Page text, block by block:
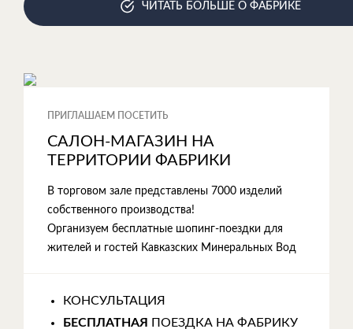
ЧИТАТЬ БОЛЬШЕ О ФАБРИКЕ
ПРИГЛАШАЕМ ПОСЕТИТЬ
САЛОН-МАГАЗИН НА
ТЕРРИТОРИИ ФАБРИКИ
В торговом зале представлены 7000 изделий
собственного производства!
Организуем бесплатные шопинг-поездки для
жителей и гостей Кавказских Минеральных Вод
КОНСУЛЬТАЦИЯ
БЕСПЛАТНАЯ
ПОЕЗДКА НА ФАБРИКУ